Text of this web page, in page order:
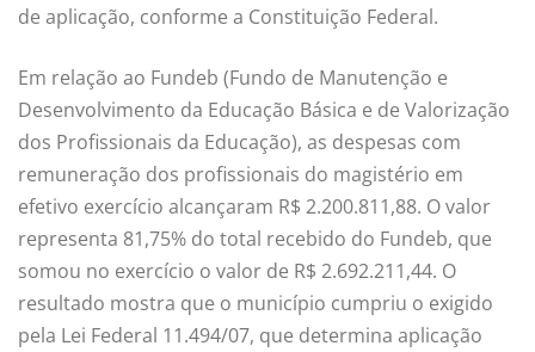
de aplicação, conforme a Constituição Federal.
Em relação ao Fundeb (Fundo de Manutenção e
Desenvolvimento da Educação Básica e de Valorização
dos Profissionais da Educação), as despesas com
remuneração dos profissionais do magistério em
efetivo exercício alcançaram R$ 2.200.811,88. O valor
representa 81,75% do total recebido do Fundeb, que
somou no exercício o valor de R$ 2.692.211,44. O
resultado mostra que o município cumpriu o exigido
pela Lei Federal 11.494/07, que determina aplicação